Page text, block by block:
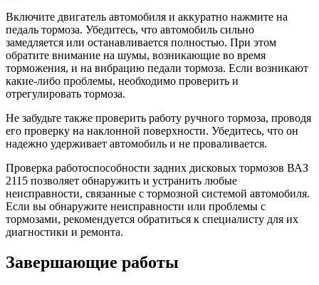
Включите двигатель автомобиля и аккуратно нажмите на
педаль тормоза. Убедитесь, что автомобиль сильно
замедляется или останавливается полностью. При этом
обратите внимание на шумы, возникающие во время
торможения, и на вибрацию педали тормоза. Если возникают
какие-либо проблемы, необходимо проверить и
отрегулировать тормоза.
Не забудьте также проверить работу ручного тормоза, проводя
его проверку на наклонной поверхности. Убедитесь, что он
надежно удерживает автомобиль и не проваливается.
Проверка работоспособности задних дисковых тормозов ВАЗ
2115 позволяет обнаружить и устранить любые
неисправности, связанные с тормозной системой автомобиля.
Если вы обнаружите неисправности или проблемы с
тормозами, рекомендуется обратиться к специалисту для их
диагностики и ремонта.
Завершающие работы